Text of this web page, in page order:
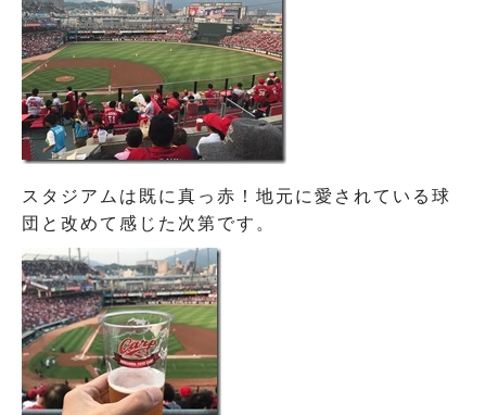
スタジアムは既に真っ赤！地元に愛されている球
団と改めて感じた次第です。